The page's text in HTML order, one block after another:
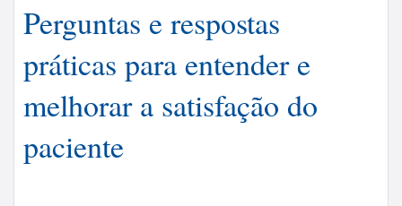
Perguntas e respostas
práticas para entender e
melhorar a satisfação do
paciente